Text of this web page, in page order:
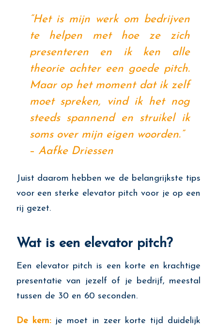
“Het is mijn werk om bedrijven
te helpen met hoe ze zich
presenteren en ik ken alle
theorie achter een goede pitch.
Maar op het moment dat ik zelf
moet spreken, vind ik het nog
steeds spannend en struikel ik
soms over mijn eigen woorden.”
– Aafke Driessen
Juist daarom hebben we de belangrijkste tips
voor een sterke elevator pitch voor je op een
rij gezet.
Wat is een elevator pitch?
Een elevator pitch is een korte en krachtige
presentatie van jezelf of je bedrijf, meestal
tussen de 30 en 60 seconden.
De kern:je moet in zeer korte tijd duidelijk